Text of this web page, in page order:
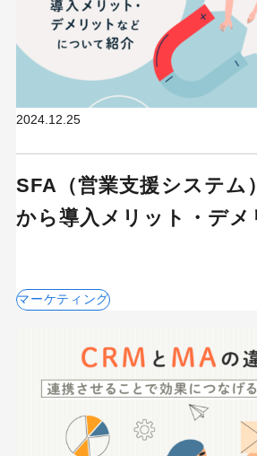
2024.12.25
SFA（営業支援システム
から導入メリット・デ
マーケティング